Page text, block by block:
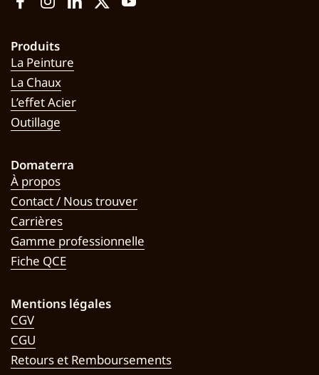
FacebookInstagram
LinkedIn
TwitterYouTube
Produits
La Peinture
La Chaux
L’effet Acier
Outillage
Domaterra
À propos
Contact / Nous trouver
Carrières
Gamme professionnelle
Fiche QCE
Mentions légales
CGV
CGU
Retours et Remboursements